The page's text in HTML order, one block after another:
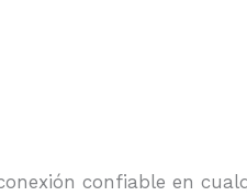
confiable en